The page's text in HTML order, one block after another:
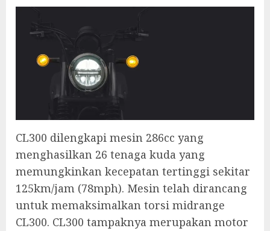
CL300 dilengkapi mesin 286cc yang
menghasilkan 26 tenaga kuda yang
memungkinkan kecepatan tertinggi sekitar
125km/jam (78mph). Mesin telah dirancang
untuk memaksimalkan torsi midrange
CL300. CL300 tampaknya merupakan motor